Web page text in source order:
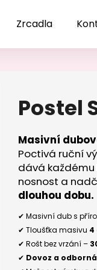
Zrcadla
Postel
Masivní
Poctivá ruční
dává každému
nosnost a
dlouhou dobu.
✔ Masivní dub s
✔ Tloušťka masivu 4
✔ Rošt bez vrzání –
✔ Dovoz a
HLEDAT